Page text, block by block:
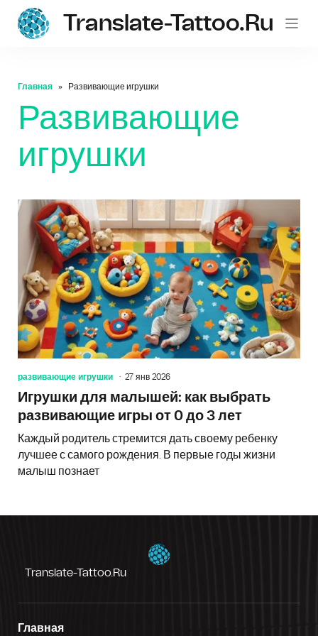
Translate-Tattoo.ru
Главная Развивающие игрушки
Развивающие
игрушки
развивающие игрушки 27 янв 2026
Игрушки для малышей: как выбрать
развивающие игры от 0 до 3 лет
Каждый родитель стремится дать своему ребенку
лучшее с самого рождения. В первые годы жизни
малыш познает
Translate-Tattoo.ru
Главная